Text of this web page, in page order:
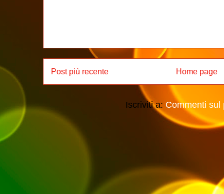
Post più recente Home page
Iscriviti a: Commenti sul